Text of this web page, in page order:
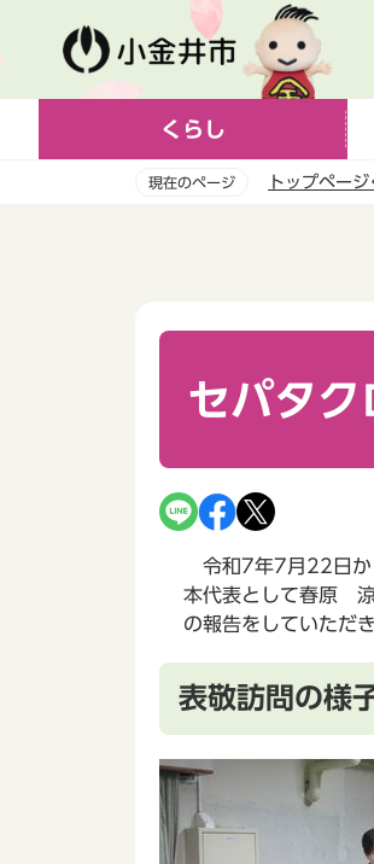
ー
くらし
現在のページ トップページ
セパタ
令和7年7月22日か
本代表として春原 涼
の報告をしていただ
表敬訪問の様